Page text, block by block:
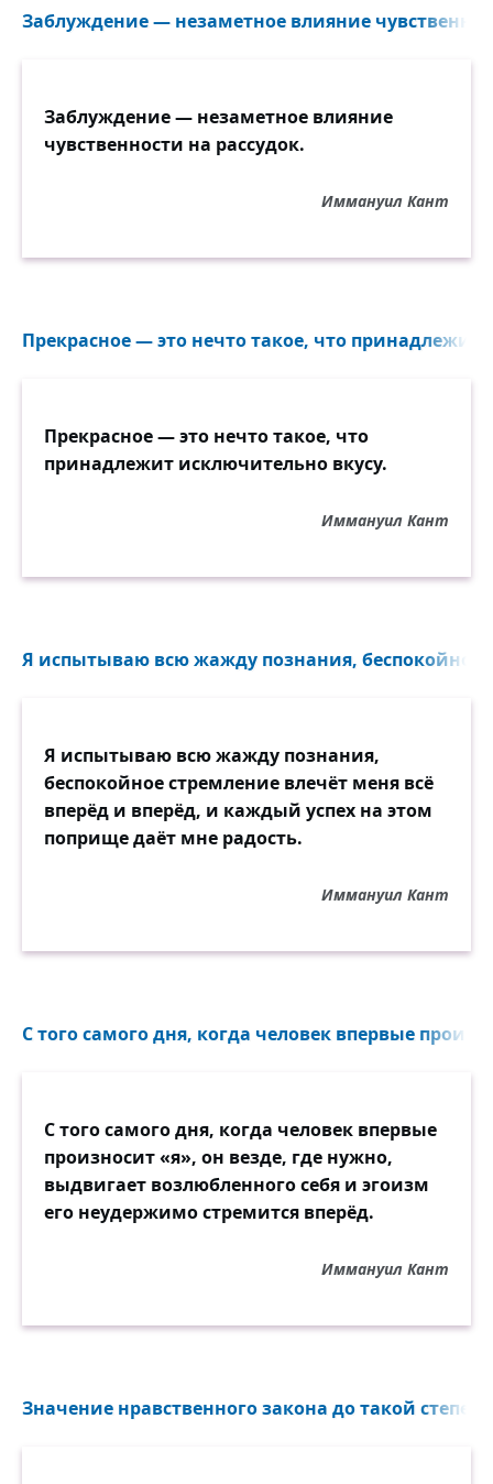
Заблуждение — незаметное влияние
Заблуждение — незаметное влияние
чувственности на рассудок.
Иммануил Кант
Прекрасное — это нечто такое, что принадлежит
Прекрасное — это нечто такое, что
принадлежит исключительно вкусу.
Иммануил Кант
Я испытываю всю жажду познания, беспокойное
Я испытываю всю жажду познания,
беспокойное стремление влечёт меня всё
вперёд и вперёд, и каждый успех на этом
поприще даёт мне радость.
Иммануил Кант
С того самого дня, когда человек впервые
С того самого дня, когда человек впервые
произносит «я», он везде, где нужно,
выдвигает возлюбленного себя и эгоизм
его неудержимо стремится вперёд.
Иммануил Кант
Значение нравственного закона до такой